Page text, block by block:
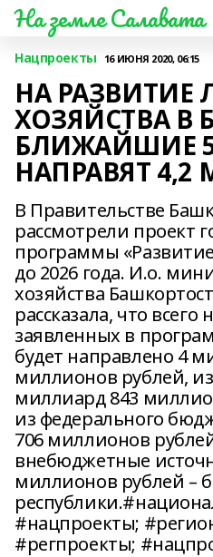
На земле Салавата
Нацпроекты 16 ИЮНЯ 2020, 06:15
НА РАЗВИТИЕ
ХОЗЯЙСТВА В
БЛИЖАЙШИЕ
НАПРАВЯТ 4,2
В Правительстве
рассмотрели проект
программы
до 2026 года. И.о.
хозяйства
рассказала, что
заявленных в
будет направлено 4
миллионов рублей,
миллиард 843
из федерального
706 миллионов
внебюджетные
миллионов рублей –
#нацпроекты;
#регпроекты;